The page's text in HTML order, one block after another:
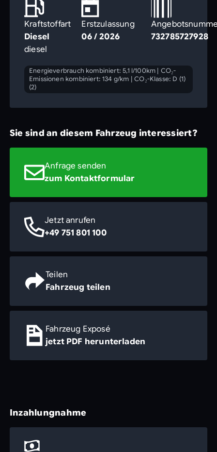
Kraftstoffart
Diesel
Erstzulassung
06 / 2026
732785727928
diesel
Energieverbrauch kombiniert: 5,1 l/100km | CO₂-
Emissionen kombiniert: 134 g/km |CO₂-Klasse: D (1)
(2)
Sie sind an diesem Fahrzeug interessiert?
Anfrage senden
zum Kontaktformular
Jetzt anrufen
+49 751 801 100
Teilen
Fahrzeug teilen
Fahrzeug Exposé
jetzt PDF herunterladen
Inzahlungnahme